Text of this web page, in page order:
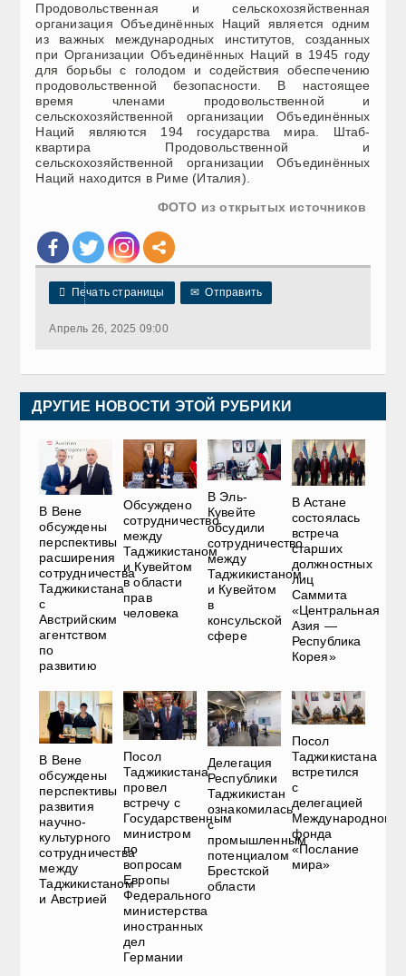
Продовольственная и сельскохозяйственная
организация Объединённых Наций является одним
из важных международных институтов, созданных
при Организации Объединённых Наций в 1945 году
для борьбы с голодом и содействия обеспечению
продовольственной безопасности. В настоящее
время членами продовольственной и
сельскохозяйственной организации Объединённых
Наций являются 194 государства мира. Штаб-
квартира Продовольственной и
сельскохозяйственной организации Объединённых
Наций находится в Риме (Италия).
ФОТО из открытых источников
 Печать страницы ✉ Отправить
Апрель 26, 2025 09:00
ДРУГИЕ НОВОСТИ ЭТОЙ РУБРИКИ
В Вене
обсуждены
перспективы
расширения
сотрудничества
Таджикистана
с
Австрийским
агентством
по
развитию
Обсуждено
сотрудничество
между
Таджикистаном
и Кувейтом
в области
прав
человека
В Эль-
Кувейте
обсудили
сотрудничество
между
Таджикистаном
и Кувейтом
в
консульской
сфере
В Астане
состоялась
встреча
старших
должностных
лиц
Саммита
«Центральная
Азия —
Республика
Корея»
В Вене
обсуждены
перспективы
развития
научно-
культурного
сотрудничества
между
Таджикистаном
и Австрией
Посол
Таджикистана
провел
встречу с
Государственным
министром
по
вопросам
Европы
Федерального
министерства
иностранных
дел
Германии
Делегация
Республики
Таджикистан
ознакомилась
с
промышленным
потенциалом
Брестской
области
Посол
Таджикистана
встретился
с
делегацией
Международного
фонда
«Послание
мира»